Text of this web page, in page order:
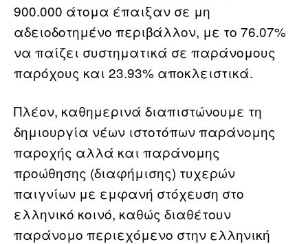
900.000 άτομα έπαιξαν σε μη
αδειοδοτημένο περιβάλλον, με το 76.07%
να παίζει συστηματικά σε παράνομους
παρόχους και 23.93% αποκλειστικά.
Πλέον, καθημερινά διαπιστώνουμε τη
δημιουργία νέων ιστοτόπων παράνομης
παροχής αλλά και παράνομης
προώθησης (διαφήμισης) τυχερών
παιγνίων με εμφανή στόχευση στο
ελληνικό κοινό, καθώς διαθέτουν
παράνομο περιεχόμενο στην ελληνική